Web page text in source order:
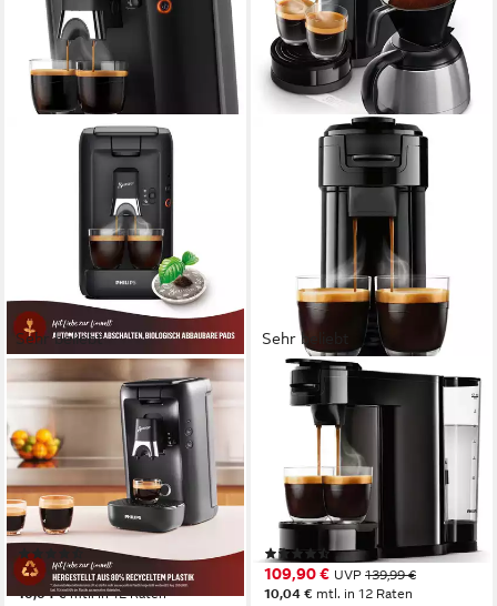
Sehr beliebt
PHILIPS SENSEO
Kaffeepadmaschine Maestro
CSA260/60, mit drei Kaffee-
Einstellungen
1,2 l Wassertank
1 bar Pumpendruck
Abschaltautomatik
Zeitfunktionen
(720)
109,90 € UVP129,99 €
10,04 €mtl. in 12 Raten
Sehr beliebt
PHILIPS SENSEO
Kaffeepadmaschine Switch
HD6592/64, 2-in-1 Pad und
Filterkaffee
Kaffeekanne
Tassen
1 bar Pumpendruck
(292)
109,90 € UVP 139,99 €
10,04 € mtl. in 12 Raten